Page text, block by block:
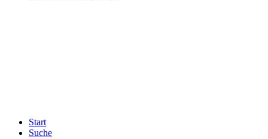
Start
Suche